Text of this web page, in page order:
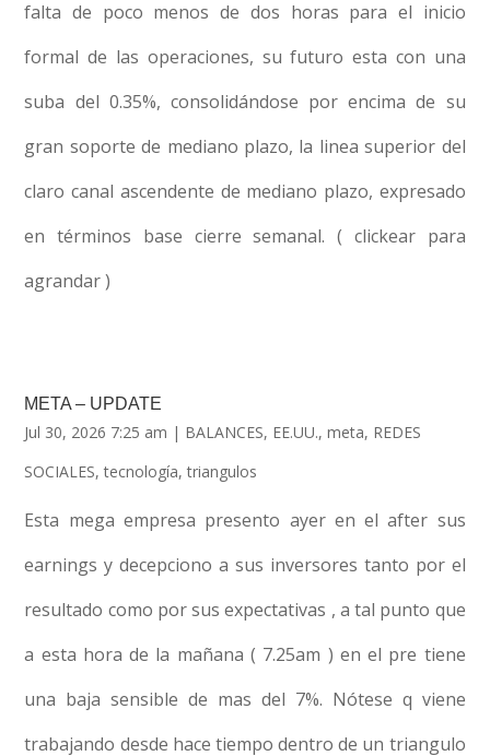
falta de poco menos de dos horas para el inicio
formal de las operaciones, su futuro esta con una
suba del 0.35%, consolidándose por encima de su
gran soporte de mediano plazo, la linea superior del
claro canal ascendente de mediano plazo, expresado
en términos base cierre semanal. ( clickear para
agrandar )
META – UPDATE
Jul 30, 2026 7:25 am | BALANCES, EE.UU.,meta, REDES
SOCIALES,tecnología,triangulos
Esta mega empresa presento ayer en el after sus
earnings y decepciono a sus inversores tanto por el
resultado como por sus expectativas , a tal punto que
a esta hora de la mañana ( 7.25am ) en el pre tiene
una baja sensible de mas del 7%. Nótese q viene
trabajando desde hace tiempo dentro de un triangulo